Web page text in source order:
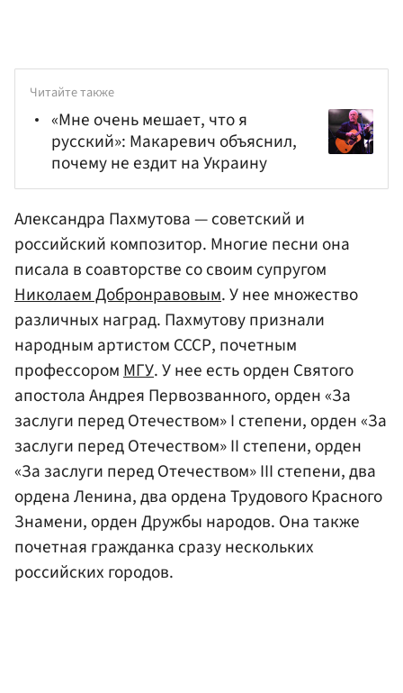
Читайте также
«Мне очень мешает, что я
русский»: Макаревич объяснил,
почему не ездит на Украину
Александра Пахмутова — советский и
российский композитор. Многие песни она
писала в соавторстве со своим супругом
Николаем Добронравовым. У нее множество
различных наград. Пахмутову признали
народным артистом СССР, почетным
профессоромМГУ. У нее есть орден Святого
апостола Андрея Первозванного, орден «За
заслуги перед Отечеством» I степени, орден «За
заслуги перед Отечеством» II степени, орден
«За заслуги перед Отечеством» III степени, два
ордена Ленина, два ордена Трудового Красного
Знамени, орден Дружбы народов. Она также
почетная гражданка сразу нескольких
российских городов.